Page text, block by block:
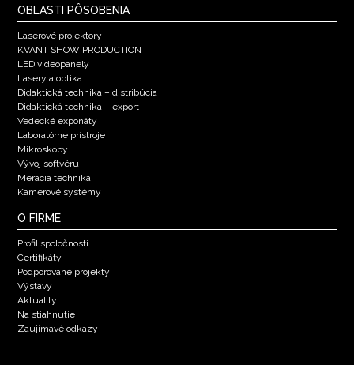
OBLASTI PÔSOBENIA
Laserové projektory
KVANT SHOW PRODUCTION
LED videopanely
Lasery a optika
Didaktická technika – distribúcia
Didaktická technika – export
Vedecké exponáty
Laboratórne prístroje
Mikroskopy
Vývoj softvéru
Meracia technika
Kamerové systémy
O FIRME
Profil spoločnosti
Certifikáty
Podporované projekty
Výstavy
Aktuality
Na stiahnutie
Zaujímavé odkazy